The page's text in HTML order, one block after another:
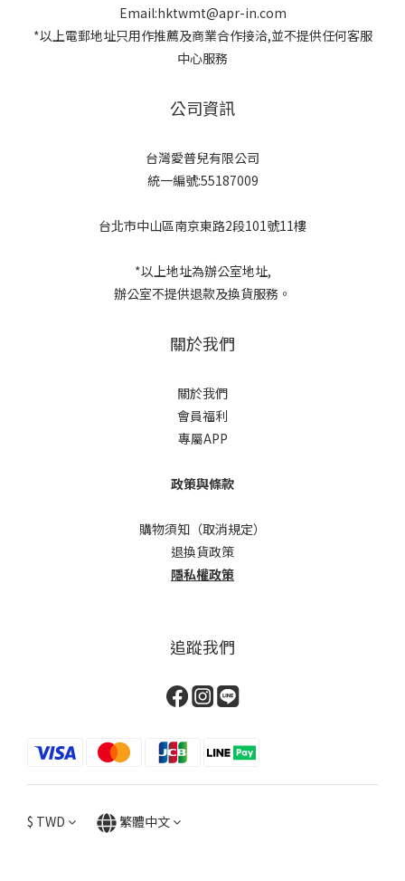
Email:hktwmt@apr-in.com
*以上電郵地址只用作推薦及商業合作接洽,並不提供任何客服
中心服務
公司資訊
台灣愛普兒有限公司
統一編號:55187009
台北市中山區南京東路2段101號11樓
*以上地址為辦公室地址,
辦公室不提供退款及換貨服務。
關於我們
關於我們
會員福利
專屬APP
政策與條款
購物須知（取消規定）
退換貨政策
隱私權政策
追蹤我們
$ TWD 繁體中文